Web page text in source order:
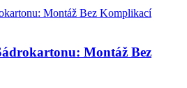
Montáž Bez